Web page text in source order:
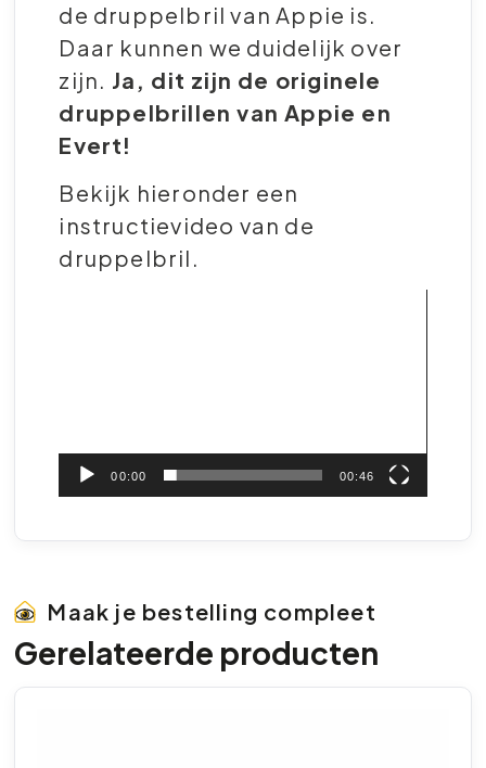
de druppelbril van Appie is.
Daar kunnen we duidelijk over
zijn. Ja, dit zijn de originele
druppelbrillen van Appie en
Evert!
Bekijk hieronder een
instructievideo van de
druppelbril.
00:00 00:46
Maak je bestelling compleet
Gerelateerde producten